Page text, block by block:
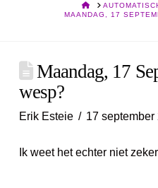
HOME
MAANDAG, 17
Maandag, 17
wesp?
Erik Esteie 17 september
Ik weet het echter niet zeker